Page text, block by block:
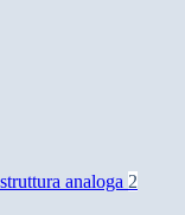
analoga 2